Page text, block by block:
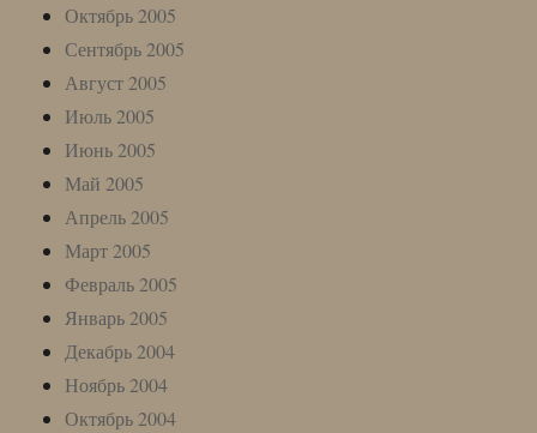
Октябрь 2005
Сентябрь 2005
Август 2005
Июль 2005
Июнь 2005
Май 2005
Апрель 2005
Март 2005
Февраль 2005
Январь 2005
Декабрь 2004
Ноябрь 2004
Октябрь 2004